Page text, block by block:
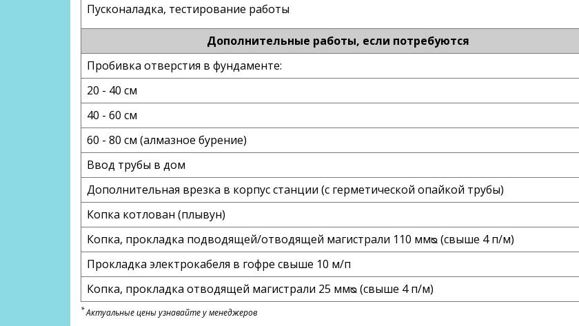
Пусконаладка, тестирование работы
Дополнительные работы, если потребуются
Пробивка отверстия в фундаменте:
20 - 40 см
40 - 60 см
60 - 80 см (алмазное бурение)
Ввод трубы в дом
Дополнительная врезка в корпус станции (с герметической опайкой трубы)
Копка котлован (плывун)
Копка, прокладка подводящей/отводящей магистрали 110 ммᴓ (свыше 4 п/м)
Прокладка электрокабеля в гофре свыше 10 м/п
Копка, прокладка отводящей магистрали 25 ммᴓ (свыше 4 п/м)
*Актуальные цены узнавайте у менеджеров